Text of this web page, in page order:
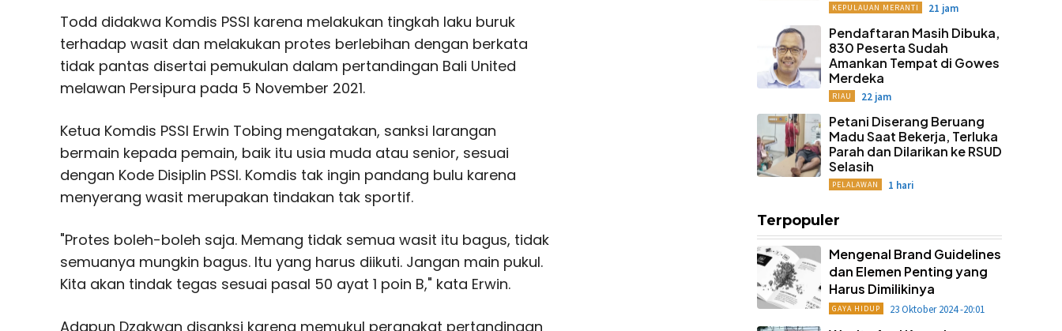
Todd didakwa Komdis PSSI karena melakukan tingkah laku buruk
terhadap wasit dan melakukan protes berlebihan dengan berkata
tidak pantas disertai pemukulan dalam pertandingan Bali United
melawan Persipura pada 5 November 2021.
Ketua Komdis PSSI Erwin Tobing mengatakan, sanksi larangan
bermain kepada pemain, baik itu usia muda atau senior, sesuai
dengan Kode Disiplin PSSI. Komdis tak ingin pandang bulu karena
menyerang wasit merupakan tindakan tak sportif.
"Protes boleh-boleh saja. Memang tidak semua wasit itu bagus, tidak
semuanya mungkin bagus. Itu yang harus diikuti. Jangan main pukul.
Kita akan tindak tegas sesuai pasal 50 ayat 1 poin B," kata Erwin.
Adapun Dzakwan disanksi karena memukul perangkat pertandingan
KEPULAUAN MERANTI 21 jam
Pendaftaran Masih Dibuka,
830 Peserta Sudah
Amankan Tempat di Gowes
Merdeka
RIAU 22 jam
Petani Diserang Beruang
Madu Saat Bekerja, Terluka
Parah dan Dilarikan ke RSUD
Selasih
PELALAWAN 1 hari
Terpopuler
Mengenal Brand Guidelines
dan Elemen Penting yang
Harus Dimilikinya
GAYA HIDUP 23 Oktober 2024 -20:01